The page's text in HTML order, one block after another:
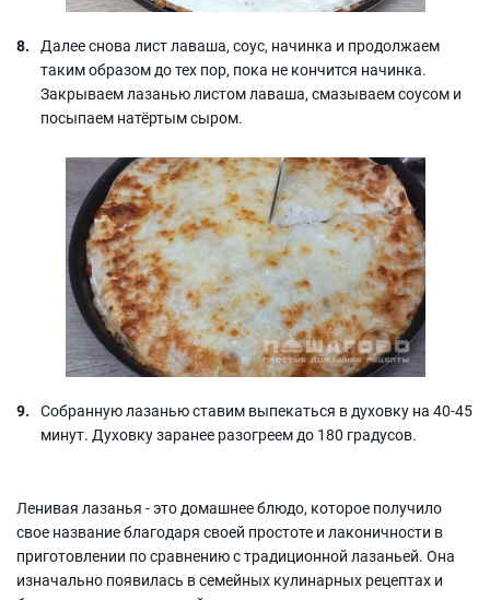
Далее снова лист лаваша, соус, начинка и продолжаем
таким образом до тех пор, пока не кончится начинка.
Закрываем лазанью листом лаваша, смазываем соусом и
посыпаем натёртым сыром.
Собранную лазанью ставим выпекаться в духовку на 40-45
минут. Духовку заранее разогреем до 180 градусов.
Ленивая лазанья - это домашнее блюдо, которое получило
свое название благодаря своей простоте и лаконичности в
приготовлении по сравнению с традиционной лазаньей. Она
изначально появилась в семейных кулинарных рецептах и